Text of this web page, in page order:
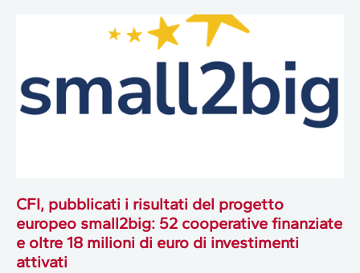
CFI, pubblicati i risultati del progetto
europeo small2big: 52 cooperative finanziate
e oltre 18 milioni di euro di investimenti
attivati